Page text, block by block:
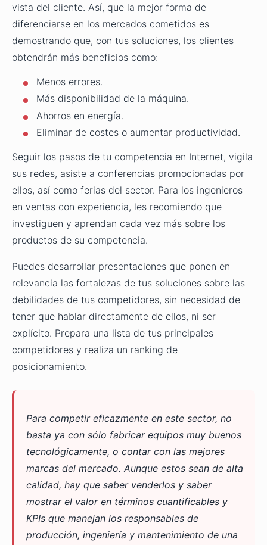
vista del cliente. Así, que la mejor forma de
diferenciarse en los mercados cometidos es
demostrando que, con tus soluciones, los clientes
obtendrán más beneficios como:
Menos errores.
Más disponibilidad de la máquina.
Ahorros en energía.
Eliminar de costes o aumentar productividad.
Seguir los pasos de tu competencia en Internet, vigila
sus redes, asiste a conferencias promocionadas por
ellos, así como ferias del sector. Para los ingenieros
en ventas con experiencia, les recomiendo que
investiguen y aprendan cada vez más sobre los
productos de su competencia.
Puedes desarrollar presentaciones que ponen en
relevancia las fortalezas de tus soluciones sobre las
debilidades de tus competidores, sin necesidad de
tener que hablar directamente de ellos, ni ser
explícito. Prepara una lista de tus principales
competidores y realiza un ranking de
posicionamiento.
Para competir eficazmente en este sector, no
basta ya con sólo fabricar equipos muy buenos
tecnológicamente, o contar con las mejores
marcas del mercado. Aunque estos sean de alta
calidad, hay que saber venderlos y saber
mostrar el valor en términos cuantificables y
KPIs que manejan los responsables de
producción, ingeniería y mantenimiento de una